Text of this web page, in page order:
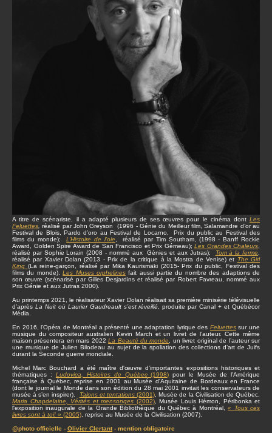
A titre de scénariste, il a adapté plusieurs de ses œuvres pour le cinéma dont Les
Feluettes réalisé par John Greyson (1996 - Génie du Meilleur film, Salamandre d’or au
Festival de Blois, Pardo d’oro au Festival de Locarno, Prix du public au Festival des
films du monde);L’Histoire de l’oie , réalisé par Tim Southam, (1998 - Banff Rockie
Award, Golden Spire Award de San Francisco et Prix Gémeau); Les Grandes Chaleurs
réalisé par Sophie Lorain (2008 - nommé aux Génies et aux Jutras);
Tom à la ferme
réalisé par Xavier Dolan (2013 - Prix de la critique à la Mostra de Venise) et The Girl
King (La reine-garçon, réalisé par Mika Kaurismäki (2015- Prix du public, Festival des
films du monde).Les Muses orphelinesfait aussi partie du nombre des adaptions de
son œuvre (scénarisé par Gilles Desjardins et réalisé par Robert Favreau, nommé aux
Prix Génie et aux Jutras 2000).
Au printemps 2021, le réalisateur Xavier Dolan réalisait sa première minisérie télévisuelle
d’après La Nuit où Laurier Gaudreault s’est réveillé,produite par Canal + et Québécor
Média.
En 2016, l’Opéra de Montréal a présenté une adaptation lyrique des Feluettessur une
musique du compositeur australien Kevin March et un livret de l’auteur. Cette même
maison présentera en mars 2022La Beauté du monde
, un livret original de l’auteur sur
une musique de Julien Bilodeau au sujet de la spoliation des collections d’art de Juifs
durant la Seconde guerre mondiale.
Michel Marc Bouchard a été maître d'œuvre d'importantes expositions historiques et
thématiques : Ludovica, Histoires de Québec(1998) pour le Musée de l'Amérique
française à Québec, reprise en 2001 au Musée d'Aquitaine de Bordeaux en France
(dont le journal le Monde dans son édition du 28 mai 2001 invitait les conservateurs de
musée à s’en inspirer).
Talons et tentations(2001) , Musée de la Civilisation de Québec,
Maria Chapdelaine, Vérités et mensonges (2002), Musée Louis Hémon, Péribonka et
l'exposition inaugurale de la Grande Bibliothèque du Québec à Montréal,« Tous ces
livres sont à toi! » (2005) , reprise au Musée de la Civilisation (2007).
@photo officielle - Olivier Clertant- mention obligatoire